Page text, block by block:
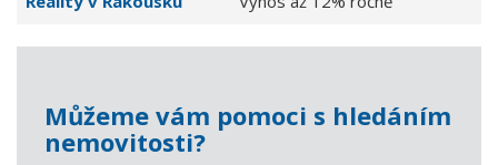
Můžeme vám pomoci s hledáním
nemovitosti?